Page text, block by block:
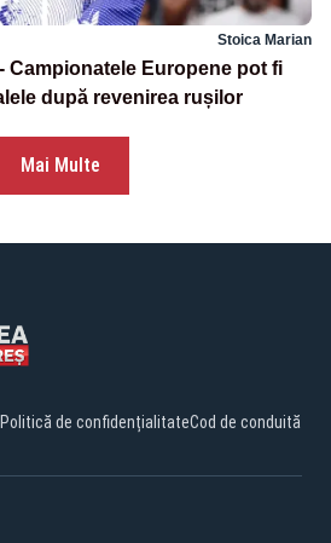
Stoica Marian
Campionatele Europene pot fi
după revenirea rușilor
Mai Multe
Politică de confidențialitateCod de conduită